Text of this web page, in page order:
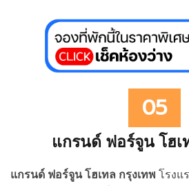
05
แกรนด์ ฟอร์จูน โฮเ
แกรนด์ ฟอร์จูน โฮเทล กรุงเทพ โรงแ
โรงแรมขนาดใหญ่ ที่อยู่ในทำเลทอง
อยู่ติดกับห้างฟอร์จูนทาวน์ สตรีทรัชด